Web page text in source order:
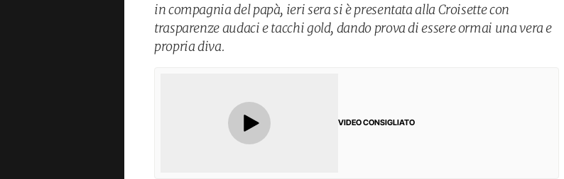
in compagnia del papà, ieri sera si è presentata alla Croisette con
trasparenze audaci e tacchi gold, dando prova di essere ormai una vera e
propria diva.
VIDEO CONSIGLIATO